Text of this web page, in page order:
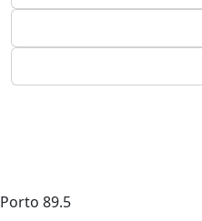
Porto 89.5